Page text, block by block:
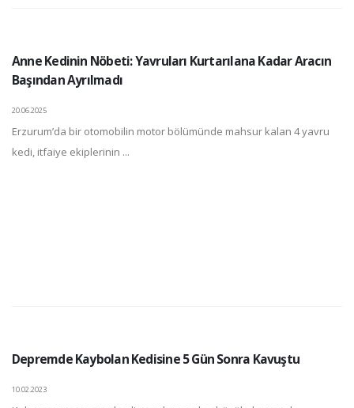
Anne Kedinin Nöbeti: Yavruları Kurtarılana Kadar Aracın
Başından Ayrılmadı
20.06.2025
Erzurum’da bir otomobilin motor bölümünde mahsur kalan 4 yavru
kedi, itfaiye ekiplerinin ...
Depremde Kaybolan Kedisine 5 Gün Sonra Kavuştu
10.02.2023